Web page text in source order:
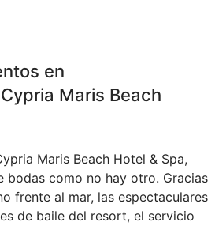
en
Maris Beach
Maris Beach Hotel & Spa,
bodas como no hay otro. Gracias
frente al mar, las espectaculares
de baile del resort, el servicio